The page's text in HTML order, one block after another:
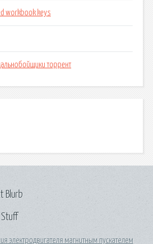
workbook keys
торрент
Stuff
электродвигателя магнитным пускателем
Blurb